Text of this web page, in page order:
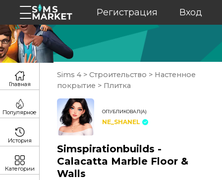
Регистрация Вход
Sims 4 > Строительство > Настенное
покрытие > Плитка
ОПУБЛИКОВАЛ(А)
NE_SHANEL
Simspirationbuilds -
Calacatta Marble Floor &
Walls
Главная
Популярное
История
Категории